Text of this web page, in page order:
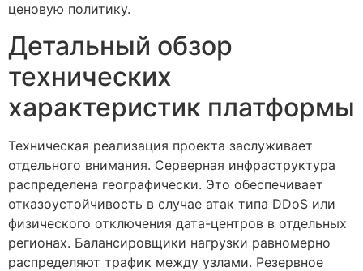
ценовую политику.
Детальный обзор
технических
характеристик платформы
Техническая реализация проекта заслуживает
отдельного внимания. Серверная инфраструктура
распределена географически. Это обеспечивает
отказоустойчивость в случае атак типа DDoS или
физического отключения дата-центров в отдельных
регионах. Балансировщики нагрузки равномерно
распределяют трафик между узлами. Резервное